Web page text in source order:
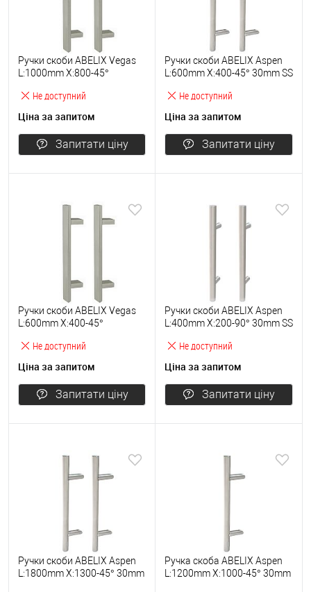
Не доступний
Ручки скоби ABELIX Vegas
L:1000mm X:800-45°
(комплект)
Ціна за запитом
Запитати ціну
Не доступний
Ручки скоби ABELIX Aspen
L:600mm X:400-45° 30mm SS
Ціна за запитом
Запитати ціну
Не доступний
Ручки скоби ABELIX Vegas
L:600mm X:400-45°
(комплект)
Ціна за запитом
Запитати ціну
Не доступний
Ручки скоби ABELIX Aspen
L:400mm X:200-90° 30mm SS
Ціна за запитом
Запитати ціну
Ручки скоби ABELIX Aspen
L:1800mm X:1300-45° 30mm
Ручка скоба ABELIX Aspen
L:1200mm X:1000-45° 30mm